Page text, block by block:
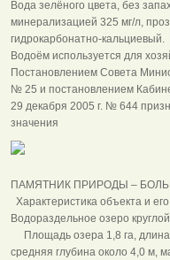
Вода зелёного цвета, без
минерализацией 325 мг/л,
гидрокарбонатно-кальциевый.
Водоём используется для
Постановлением Совета
№ 25 и постановлением
29 декабря 2005 г. № 644
значения
ПАМЯТНИК ПРИРОДЫ –
Характеристика объекта и
Водораздельное озеро
Площадь озера 1,8 га,
средняя глубина около 4,0 м,